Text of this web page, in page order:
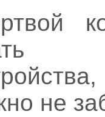
не